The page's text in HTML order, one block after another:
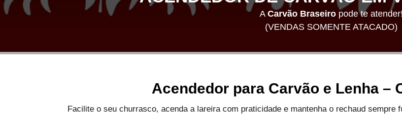
A Carvão Braseiropode te atender!
(VENDAS SOMENTE ATACADO)
Acendedor para Carvão e Lenha –
Facilite o seu churrasco, acenda a lareira com praticidade e mantenha o rechaud sempre